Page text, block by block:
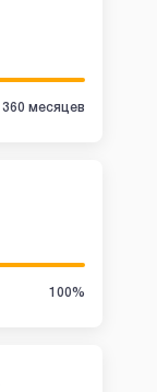
360 месяцев
100%